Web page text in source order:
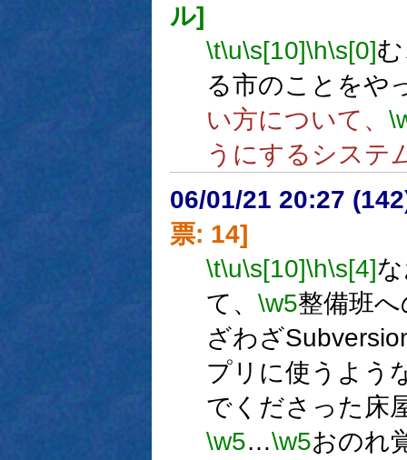
ル]
\t\u\s[10]\h\s[0]
る市のことをや
い方について、
うにするシステ
06/01/21 20:27
票: 14]
\t\u\s[10]\h\s[4]
て、 \w5整備班
ざわざ
プリに使うよう
でくださった床
\w5…\w5おのれ